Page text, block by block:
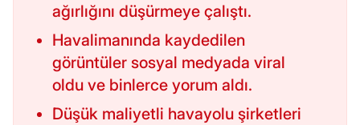
ağırlığını düşürmeye çalıştı.
Havalimanında kaydedilen
görüntüler sosyal medyada viral
oldu ve binlerce yorum aldı.
Düşük maliyetli havayolu şirketleri